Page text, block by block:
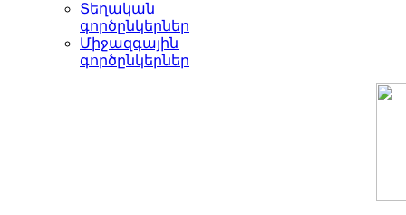
Տեղական
գործընկերներ
Միջազգային
գործընկերներ